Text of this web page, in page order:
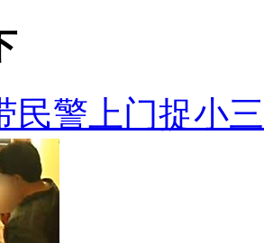
民警上门捉小三